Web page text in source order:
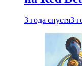
3 года спустя3